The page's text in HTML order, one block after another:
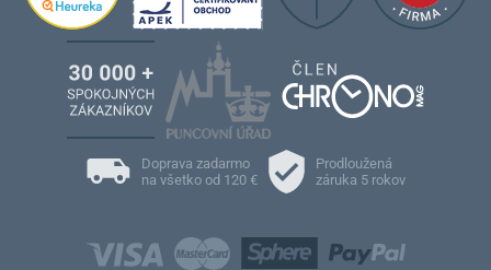
Doprava zadarmo
na všetko od 120 €
Prodloužená
záruka 5 rokov